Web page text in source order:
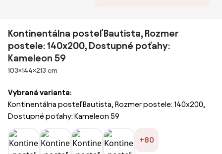
Kontinentálna posteľ Bautista, Rozmer
postele: 140x200, Dostupné poťahy:
Kameleon 59
Rozmery
103×144×213 cm
Vybraná varianta:
Kontinentálna posteľ Bautista, Rozmer postele: 140x200,
Dostupné poťahy: Kameleon 59
+80